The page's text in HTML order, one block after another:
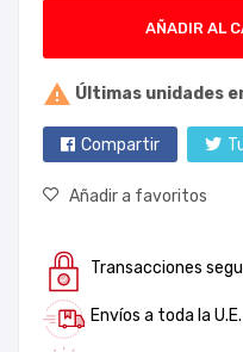
AÑADIR AL
 Últimas unidades
Compartir
Añadir a favoritos
Transacciones
Envíos a toda la U.E.